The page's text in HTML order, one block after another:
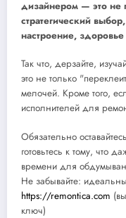
дизайнером — это не
стратегический
настроение,
Так что, дерзайте,
это не только
мелочей. Кроме того,
исполнителей для
Обязательно
готовьтесь к тому, что
времени для
Не забывайте:
https://remontica.com
ключ)